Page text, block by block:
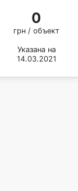
0
грн / объект
Указана на
14.03.2021